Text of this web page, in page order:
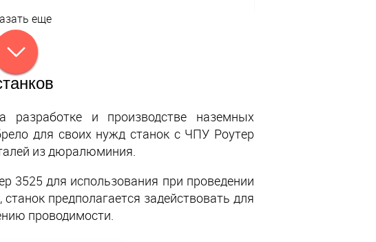
еще
разработке и производстве наземных
для своих нужд станок с ЧПУ Роутер
из дюралюминия.
3525 для использования при проведении
предполагается задействовать для
проводимости.